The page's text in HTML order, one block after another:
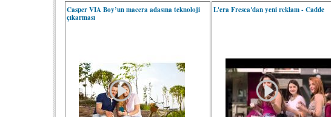
Casper VIA Boy’un macera adasına teknoloji
çıkarması
L'era Fresca'dan yeni reklam - Cadde